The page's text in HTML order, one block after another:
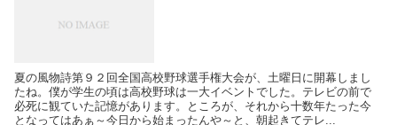
夏の風物詩第９２回全国高校野球選手権大会が、土曜日に開幕しまし
たね。僕が学生の頃は高校野球は一大イベントでした。テレビの前で
必死に観ていた記憶があります。ところが、それから十数年たった今
となってはあぁ～今日から始まったんや～と、朝起きてテレ...